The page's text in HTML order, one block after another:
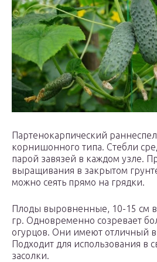
Партенокарпический
корнишонного типа. Стебли
парой завязей в каждом узле.
выращивания в закрытом
можно сеять прямо на грядки.
Плоды выровненные, 10-15 см в
гр. Одновременно созревает
огурцов. Они имеют отличный
Подходит для использования в
засолки.